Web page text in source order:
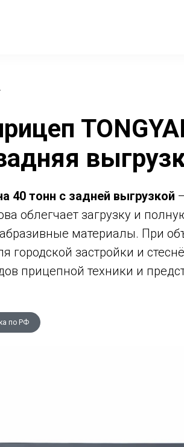
40 тонн с задней выгрузкой
облегчает загрузку и
материалы. При
застройки и
прицепной техники и
по РФ